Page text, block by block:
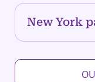
New York